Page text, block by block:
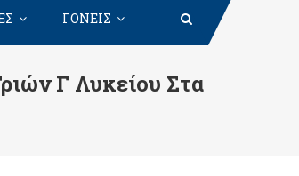
ΓΟΝΕΙΣ
Γ Λυκείου Στα